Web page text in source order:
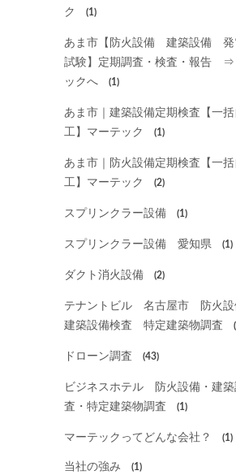
ク
(1)
あま市【防火設備 建築設備 発
試験】定期調査・検査・報告
ックへ
(1)
あま市｜建築設備定期検査【一
工】マーテック
(1)
あま市｜防火設備定期検査【一
工】マーテック
(2)
スプリンクラー設備 (1)
スプリンクラー設備 愛知県 (1)
ダクト消火設備 (2)
テナントビル 名古屋市 防火
建築設備検査 特定建築物調査
ドローン調査 (43)
ビジネスホテル 防火設備・建築
査・特定建築物調査
(1)
マーテックってどんな会社？ (1)
当社の強み (1)